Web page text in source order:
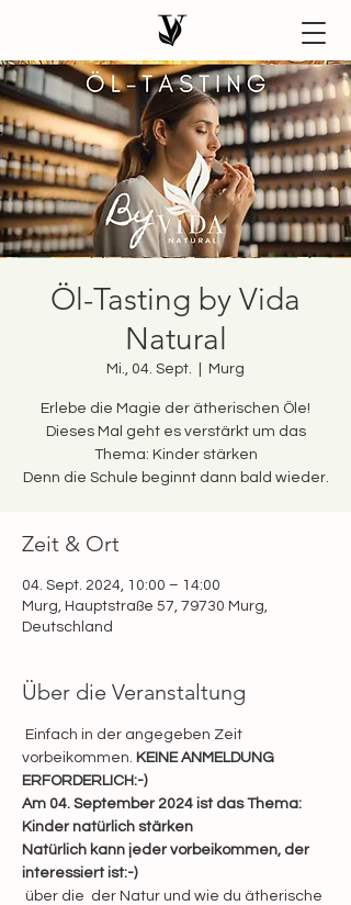
Öl-Tasting by Vida
Natural
Mi., 04. Sept. Murg
Erlebe die Magie der ätherischen Öle!
Dieses Mal geht es verstärkt um das
Thema: Kinder stärken
Denn die Schule beginnt dann bald wieder.
Zeit & Ort
04. Sept. 2024, 10:00 – 14:00
Murg, Hauptstraße 57, 79730 Murg,
Deutschland
Über die Veranstaltung
vorbeikommen. KEINE ANMELDUNG
ERFORDERLICH:-)
Am 04. September 2024 ist das Thema:
Kinder natürlich stärken
Natürlich kann jeder vorbeikommen, der
interessiert ist:-)
über die der Natur und wie du ätherische